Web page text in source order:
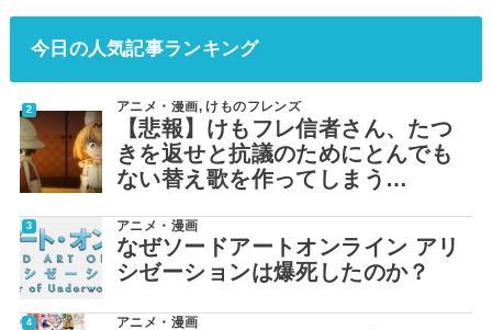
今日の人気記事ランキング
アニメ・漫画, けものフレンズ
【悲報】けもフレ信者さん、たつ
きを返せと抗議のためにとんでも
ない替え歌を作ってしまう…
アニメ・漫画
なぜソードアートオンライン アリ
シゼーションは爆死したのか？
アニメ・漫画